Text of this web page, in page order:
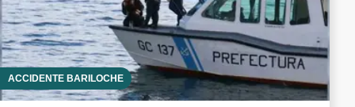
ACCIDENTE BARILOCHE